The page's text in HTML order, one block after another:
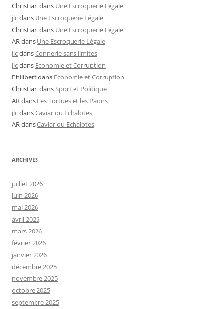
Christian dans Une Escroquerie Légale
jlcdans Une Escroquerie Légale
Christian dans Une Escroquerie Légale
ARdans Une Escroquerie Légale
jlcdansConnerie sans limites
jlcdans Economie et Corruption
Philibertdans Economie et Corruption
Christian dansSport et Politique
ARdans Les Tortues et les Paons
jlcdansCaviar ou Echalotes
ARdansCaviar ou Echalotes
ARCHIVES
juillet 2026
juin 2026
mai 2026
avril 2026
mars 2026
février 2026
janvier 2026
décembre 2025
novembre 2025
octobre 2025
septembre 2025